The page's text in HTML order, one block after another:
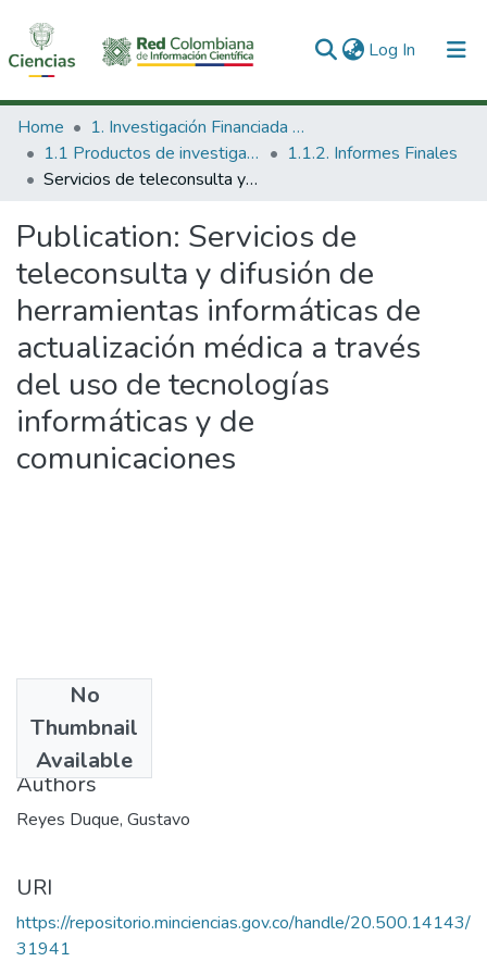
Log In (current)
Communities & Collections
All of DSpace
Home
1. Investigación Financiada con Recursos Públicos
1.1 Productos de investigación
1.1.2. Informes Finales
Servicios de teleconsulta y difusión de herramientas informáticas de actualización médica a través del uso de tecnologías informáticas y de comunicaciones
Publication: Servicios de
teleconsulta y difusión de
herramientas informáticas de
actualización médica a través
del uso de tecnologías
informáticas y de
comunicaciones
No
Thumbnail
Available
2003
Authors
Reyes Duque, Gustavo
URI
https://repositorio.minciencias.gov.co/handle/20.500.14143/
31941